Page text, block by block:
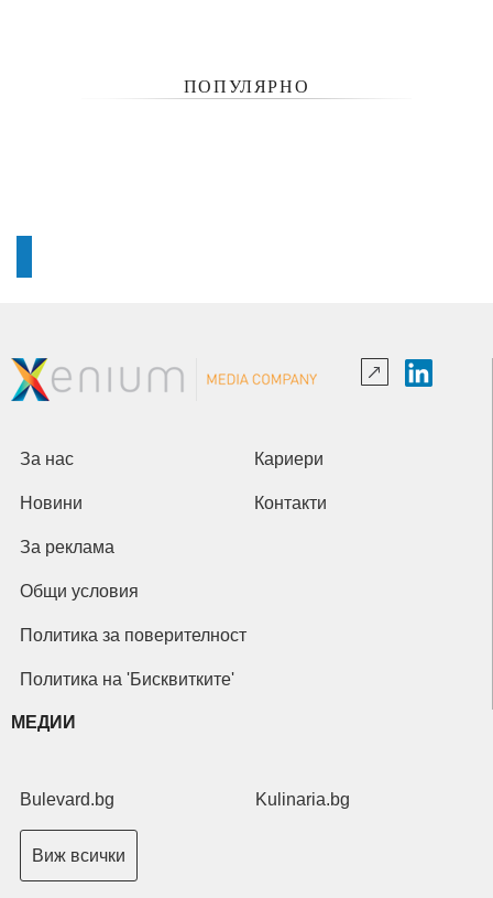
ПОПУЛЯРНО
За нас Кариери
Новини Контакти
За реклама
Общи условия
Политика за поверителност
Политика на 'Бисквитките'
МЕДИИ
Bulevard.bg Kulinaria.bg
Виж всички